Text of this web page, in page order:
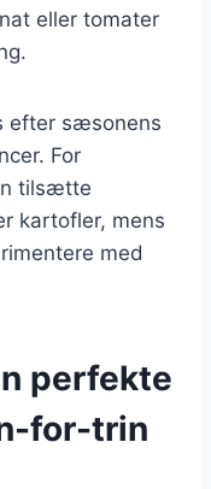
eller tomater
efter sæsonens
For
tilsætte
kartofler, mens
med
perfekte
for-trin